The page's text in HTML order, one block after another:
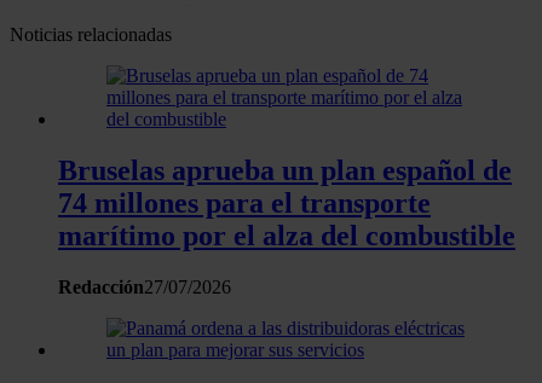
Las cookies de este sitio web se usan para personalizar
el contenido y los anuncios, ofrecer funciones de redes
sociales y analizar el tráfico. Además, compartimos
información sobre el uso que haga del sitio web con
web, quienes pueden combinarla con otra información
que les haya proporcionado o que hayan recopilado a
partir del uso que haya hecho de sus servicios.
Noticias relacionadas
Bruselas aprueba un plan español de
74 millones para el transporte
marítimo por el alza del combustible
Redacción27/07/2026